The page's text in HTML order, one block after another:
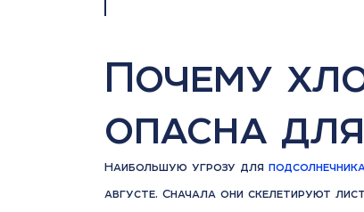
Почему
опасна
Наибольшую угрозу для подсолнечника
августе. Сначала они скелетируют